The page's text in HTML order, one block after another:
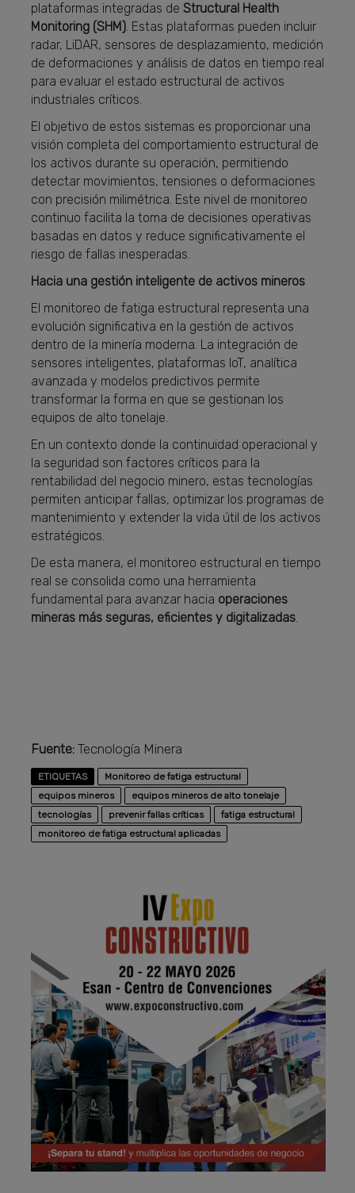
plataformas integradas deStructural Health
Monitoring (SHM). Estas plataformas pueden incluir
radar, LiDAR, sensores de desplazamiento, medición
de deformaciones y análisis de datos en tiempo real
para evaluar el estado estructural de activos
industriales críticos.
El objetivo de estos sistemas es proporcionar una
visión completa del comportamiento estructural de
los activos durante su operación, permitiendo
detectar movimientos, tensiones o deformaciones
con precisión milimétrica. Este nivel de monitoreo
continuo facilita la toma de decisiones operativas
basadas en datos y reduce significativamente el
riesgo de fallas inesperadas.
Hacia una gestión inteligente de activos mineros
El monitoreo de fatiga estructural representa una
evolución significativa en la gestión de activos
dentro de la minería moderna. La integración de
sensores inteligentes, plataformas IoT, analítica
avanzada y modelos predictivos permite
transformar la forma en que se gestionan los
equipos de alto tonelaje.
En un contexto donde la continuidad operacional y
la seguridad son factores críticos para la
rentabilidad del negocio minero, estas tecnologías
permiten anticipar fallas, optimizar los programas de
mantenimiento y extender la vida útil de los activos
estratégicos.
De esta manera, el monitoreo estructural en tiempo
real se consolida como una herramienta
fundamental para avanzar hacia operaciones
mineras más seguras, eficientes y digitalizadas.
Fuente: Tecnología Minera
ETIQUETAS
Monitoreo de fatiga estructural
equipos mineros
equipos mineros de alto tonelaje
tecnologías
prevenir fallas críticas
fatiga estructural
monitoreo de fatiga estructural aplicadas